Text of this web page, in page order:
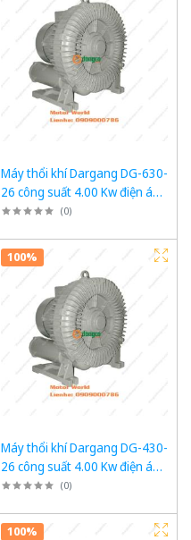
Máy thổi khí Dargang DG-630-
26 công suất 4.00 Kw điện áp
3 pha 380VAC, 50Hz
(0)
100%
Máy thổi khí Dargang DG-430-
26 công suất 4.00 Kw điện áp
3 pha 380VAC, 50Hz
(0)
100%